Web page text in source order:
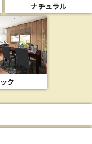
ナチュラル
ク